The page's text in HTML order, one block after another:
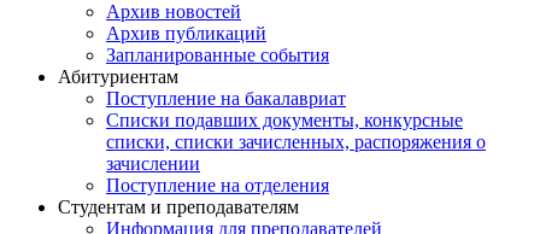
Архив новостей
Архив публикаций
Запланированные события
Абитуриентам
Поступление на бакалавриат
Списки подавших документы, конкурсные
списки, списки зачисленных, распоряжения о
зачислении
Поступление на отделения
Студентам и преподавателям
Информация для преподавателей